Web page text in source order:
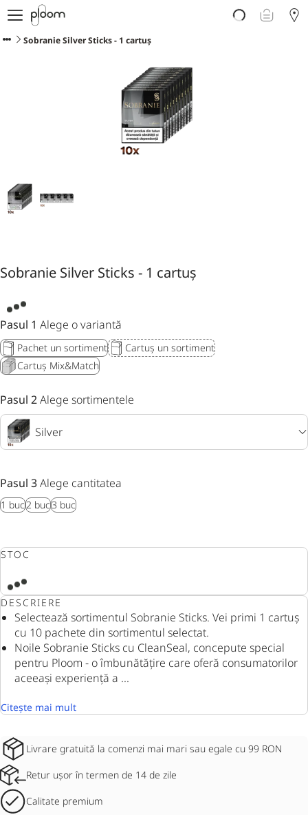
Despre Ploom AURA
Get Started
Ploom in Magazine Fizice
Sobranie Silver Sticks - 1 cartuș
Sobranie Silver Sticks - 1 cartuș
Pasul 1 Alege o variantă
Pachet un sortiment
Cartuș un sortiment
Cartuș Mix&Match
Pasul 2Alege sortimentele
Silver
Pasul 3Alege cantitatea
1 buc2 buc3 buc
STOC
DESCRIERE
Selectează sortimentul Sobranie Sticks. Vei primi 1 cartuș
cu 10 pachete din sortimentul selectat.
Noile Sobranie Sticks cu CleanSeal, concepute special
pentru Ploom - o îmbunătățire care oferă consumatorilor
aceeași experiență a ...
Citește mai mult
Livrare gratuită la comenzi mai mari sau egale cu 99 RON
Retur ușor în termen de 14 de zile
Calitate premium